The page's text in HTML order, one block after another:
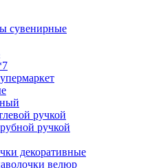
сувенирные
ручкой
ручкой
декоративные
велюр